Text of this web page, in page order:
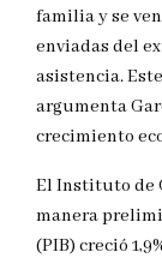
familia y se
enviadas del
asistencia.
argumenta
crecimiento
El Instituto de
manera
(PIB) creció